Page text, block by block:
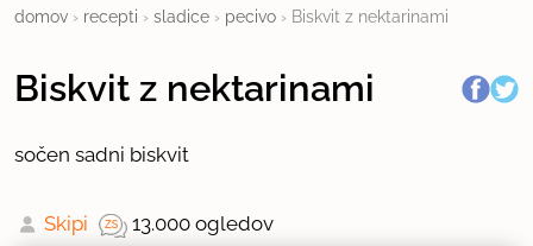
domov › recepti › sladice › pecivo › Biskvit z nektarinami
Biskvit z nektarinami
sočen sadni biskvit
Skipi 13.000 ogledov